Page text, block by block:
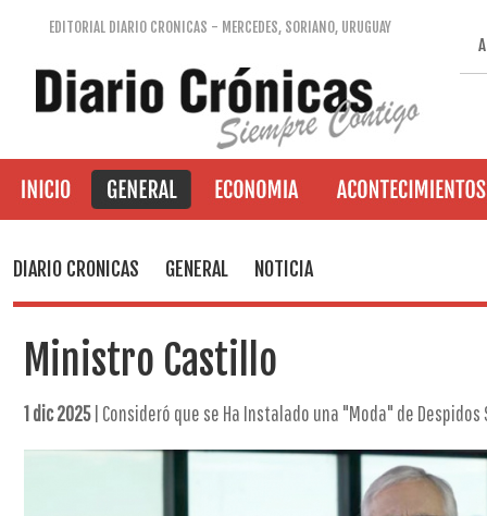
EDITORIAL DIARIO CRONICAS - MERCEDES, SORIANO, URUGUAY
DIARIO CRONICAS GENERAL NOTICIA
Ministro Castillo
1 dic 2025| Consideró que se Ha Instalado una "Moda" de Despidos